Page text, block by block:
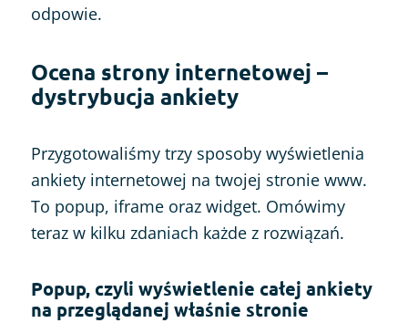
odpowie.
Ocena strony internetowej –
dystrybucja ankiety
Przygotowaliśmy trzy sposoby wyświetlenia
ankiety internetowej na twojej stronie www.
To popup, iframe oraz widget. Omówimy
teraz w kilku zdaniach każde z rozwiązań.
Popup, czyli wyświetlenie całej ankiety
na przeglądanej właśnie stronie